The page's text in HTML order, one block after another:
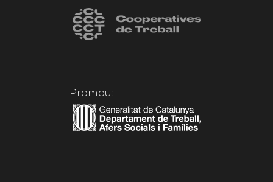
Promou: